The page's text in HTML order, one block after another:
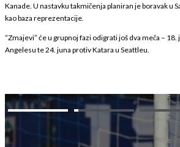
Kanade. U nastavku takmičenja planiran je boravak u
kao baza reprezentacije.
“Zmajevi” će u grupnoj fazi odigrati još dva meča –
Angelesu te 24. juna protiv Katara u Seattleu.